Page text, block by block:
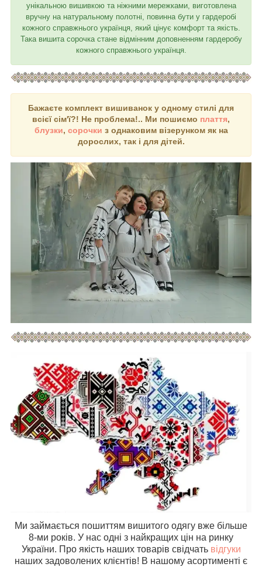
унікальною вишивкою та ніжними мережками, виготовлена
вручну на натуральному полотні, повинна бути у гардеробі
кожного справжнього українця, який цінує комфорт та якість.
Така вишита сорочка стане відмінним доповненням гардеробу
кожного справжнього українця.
Бажаєте комплект вишиванок у одному стилі для
всієї сім'ї?! Не проблема!.. Ми пошиємо плаття,
блузки, сорочки з однаковим візерунком як на
дорослих, так і для дітей.
Ми займається пошиттям вишитого одягу вже більше
8-ми років. У нас одні з найкращих цін на ринку
України. Про якість наших товарів свідчать відгуки
наших задоволених клієнтів! В нашому асортименті є